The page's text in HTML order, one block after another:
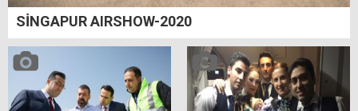
SİNGAPUR AIRSHOW-2020